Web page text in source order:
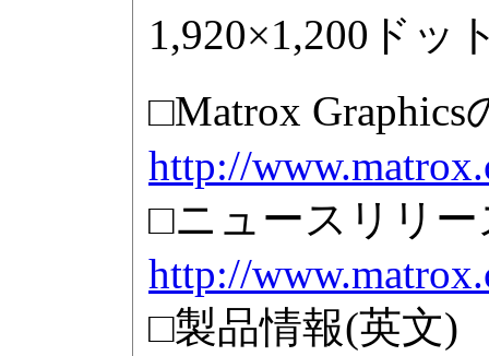
1,920×1,200ドッ
□Matrox
http://
□ニュースリリー
http://
□製品情報(英文)